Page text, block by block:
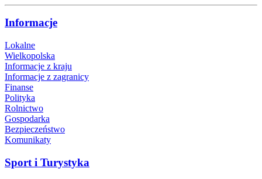
Informacje
Lokalne
Wielkopolska
Informacje z kraju
Informacje z zagranicy
Finanse
Polityka
Rolnictwo
Gospodarka
Bezpieczeństwo
Komunikaty
Sport i Turystyka